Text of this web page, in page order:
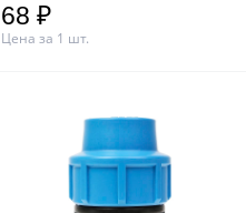
68 ₽
Цена за 1 шт.